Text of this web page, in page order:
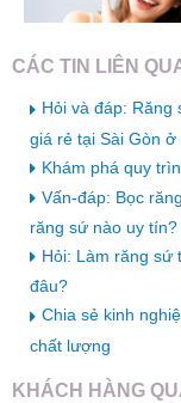
CÁC TIN LIÊN
Hỏi và đáp:
giá rẻ tại Sài Gòn ở
Khám phá quy
Vấn-đáp: Bọc
răng sứ nào uy tín?
Hỏi: Làm răng sứ
đâu?
Chia sẻ kinh
chất lượng
KHÁCH HÀNG